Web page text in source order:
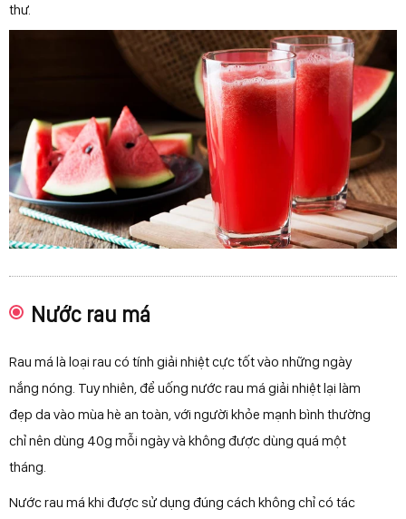
thư.
Nước rau má
Rau má là loại rau có tính giải nhiệt cực tốt vào những ngày
nắng nóng. Tuy nhiên, để uống nước rau má giải nhiệt lại làm
đẹp da vào mùa hè an toàn, với người khỏe mạnh bình thường
chỉ nên dùng 40g mỗi ngày và không được dùng quá một
tháng.
Nước rau má khi được sử dụng đúng cách không chỉ có tác